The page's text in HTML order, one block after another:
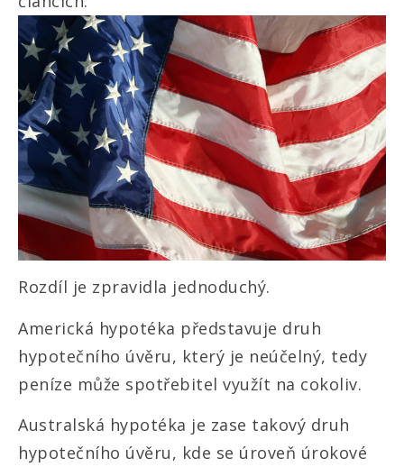
Rozdíl je zpravidla jednoduchý.
Americká hypotéka představuje druh
hypotečního úvěru, který je neúčelný, tedy
peníze může spotřebitel využít na cokoliv.
Australská hypotéka je zase takový druh
hypotečního úvěru, kde se úroveň úrokové